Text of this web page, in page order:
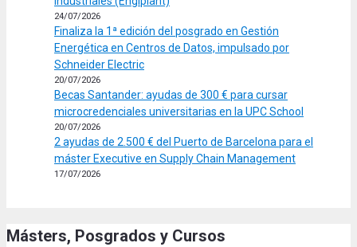
24/07/2026
Finaliza la 1ª edición del posgrado en Gestión
Energética en Centros de Datos, impulsado por
Schneider Electric
20/07/2026
Becas Santander: ayudas de 300 € para cursar
microcredenciales universitarias en la UPC School
20/07/2026
2 ayudas de 2.500 € del Puerto de Barcelona para el
máster Executive en Supply Chain Management
17/07/2026
Másters, Posgrados y Cursos